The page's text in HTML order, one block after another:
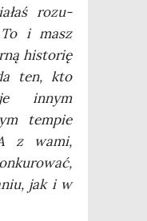
rozu­
i masz
histo­rię
ten, kto
innym
tem­pie
z wami,
jak i w